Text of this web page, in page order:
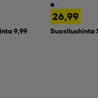
9,99
26,99
Suositushinta